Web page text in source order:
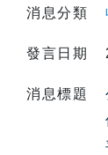
消息分類
發言日期
消息標題